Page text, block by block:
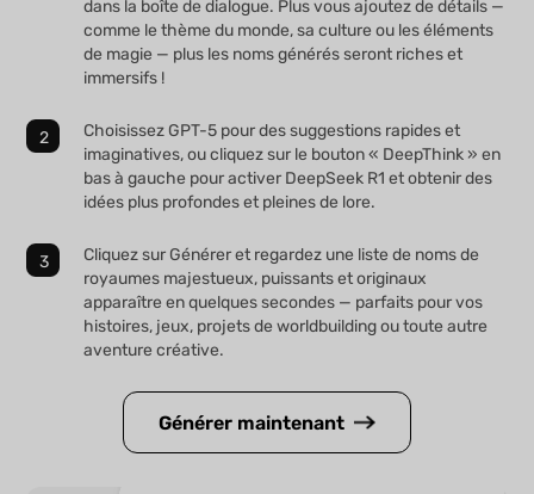
dans la boîte de dialogue. Plus vous ajoutez de détails —
comme le thème du monde, sa culture ou les éléments
de magie — plus les noms générés seront riches et
immersifs !
Choisissez GPT-5 pour des suggestions rapides et
imaginatives, ou cliquez sur le bouton « DeepThink » en
bas à gauche pour activer DeepSeek R1 et obtenir des
idées plus profondes et pleines de lore.
Cliquez sur Générer et regardez une liste de noms de
royaumes majestueux, puissants et originaux
apparaître en quelques secondes — parfaits pour vos
histoires, jeux, projets de worldbuilding ou toute autre
aventure créative.
Générer maintenant